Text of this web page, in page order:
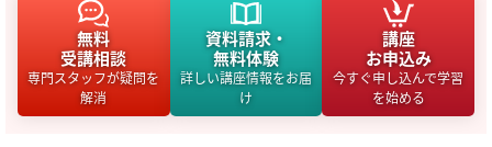
無料
受講相談
専門スタッフが疑問を
解消
資料請求・
無料体験
詳しい講座情報をお届
け
講座
お申込み
今すぐ申し込んで学習
を始める